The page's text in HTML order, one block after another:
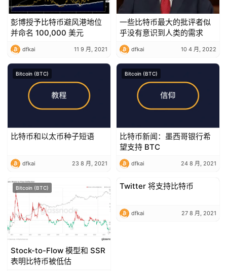
彭博授予比特币避风港地位
并命名 100,000 美元
dfkai 11 9 月, 2021
一些比特币最大的批评者似
乎没有意识到人类的需求
dfkai 10 4 月, 2022
Bitcoin (BTC)
比特币和以太币种子短语
dfkai 23 8 月, 2021
Bitcoin (BTC)
比特币新闻：墨西哥银行希
望支持 BTC
dfkai 24 8 月, 2021
Bitcoin (BTC)
Stock-to-Flow 模型和 SSR
表明比特币被低估
Bitcoin (BTC)
Twitter 将支持比特币
dfkai 27 8 月, 2021